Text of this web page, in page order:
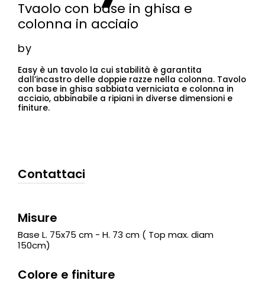
Tvaolo con base in ghisa e
colonna in acciaio
by
Easy è un tavolo la cui stabilità è garantita
dall’incastro delle doppie razze nella colonna. Tavolo
con base in ghisa sabbiata verniciata e colonna in
acciaio, abbinabile a ripiani in diverse dimensioni e
finiture.
Contattaci
Misure
Base L. 75x75 cm - H. 73 cm ( Top max. diam
150cm)
Colore e finiture